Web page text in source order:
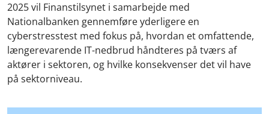
2025 vil Finanstilsynet i samarbejde med
Nationalbanken gennemføre yderligere en
cyberstresstest med fokus på, hvordan et omfattende,
længerevarende IT-nedbrud håndteres på tværs af
aktører i sektoren, og hvilke konsekvenser det vil have
på sektorniveau.